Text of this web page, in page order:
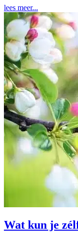
lees meer...
Wat kun je